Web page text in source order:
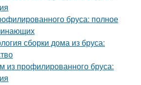
бруса: полное
сборки дома из бруса:
из профилированного бруса: